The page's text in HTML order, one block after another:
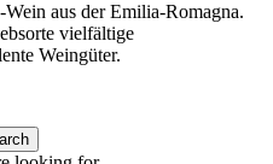
aus der Emilia-Romagna.
vielfältige
Weingüter.